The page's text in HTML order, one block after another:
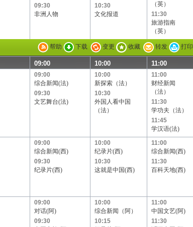
09:30
非洲人物
10:30
文化报道
（英）
11:30
旅游指南
（英）
帮助 下载 变更 收藏 转发 打印
09:00 10:00 11:00
09:00
综合新闻(法)
09:30
文艺舞台(法)
10:00
新探索（法）
10:30
外国人看中国
（法）
11:00
财经新闻
（法）
11:30
学功夫（法）
11:45
学汉语(法)
09:00
综合新闻(西)
09:30
纪录片(西)
10:00
纪录片(西)
10:30
这就是中国(西)
11:00
综合新闻(西)
11:30
百科天地(西)
09:00
对话(阿)
09:30
10:00
综合新闻（阿）
10:15
11:00
中国文艺(阿)
11:30